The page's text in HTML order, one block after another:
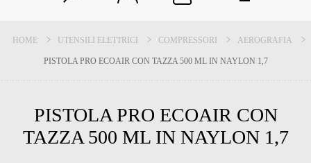
HOME UTENSILI ELETTRICI COMPRESSORI AEROGRAFIA
PISTOLA PRO ECOAIR CON TAZZA 500 ML IN NAYLON 1,7
PISTOLA PRO ECOAIR CON
TAZZA 500 ML IN NAYLON 1,7